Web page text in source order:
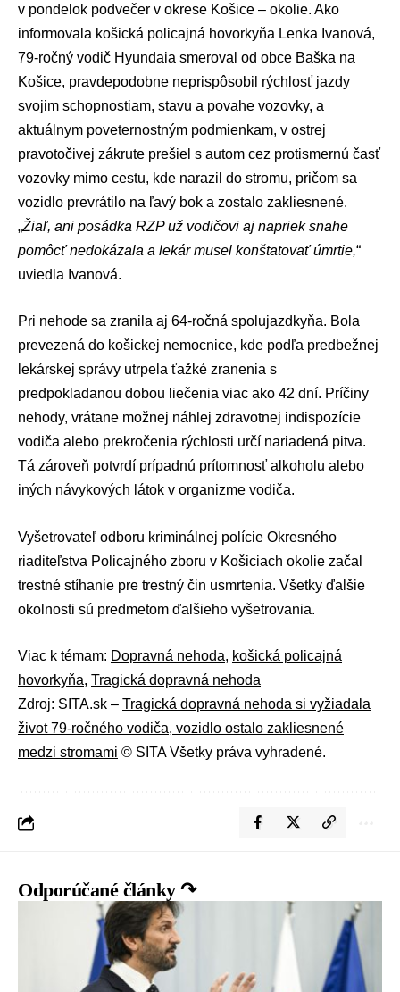
v pondelok podvečer v okrese Košice – okolie. Ako
informovala košická policajná hovorkyňa Lenka Ivanová,
79-ročný vodič Hyundaia smeroval od obce Baška na
Košice, pravdepodobne neprispôsobil rýchlosť jazdy
svojim schopnostiam, stavu a povahe vozovky, a
aktuálnym poveternostným podmienkam, v ostrej
pravotočivej zákrute prešiel s autom cez protismernú časť
vozovky mimo cestu, kde narazil do stromu, pričom sa
vozidlo prevrátilo na ľavý bok a zostalo zakliesnené.
„Žiaľ, ani posádka RZP už vodičovi aj napriek snahe
pomôcť nedokázala a lekár musel konštatovať úmrtie,“
uviedla Ivanová.
Pri nehode sa zranila aj 64-ročná spolujazdkyňa. Bola
prevezená do košickej nemocnice, kde podľa predbežnej
lekárskej správy utrpela ťažké zranenia s
predpokladanou dobou liečenia viac ako 42 dní. Príčiny
nehody, vrátane možnej náhlej zdravotnej indispozície
vodiča alebo prekročenia rýchlosti určí nariadená pitva.
Tá zároveň potvrdí prípadnú prítomnosť alkoholu alebo
iných návykových látok v organizme vodiča.
Vyšetrovateľ odboru kriminálnej polície Okresného
riaditeľstva Policajného zboru v Košiciach okolie začal
trestné stíhanie pre trestný čin usmrtenia. Všetky ďalšie
okolnosti sú predmetom ďalšieho vyšetrovania.
Viac k témam: Dopravná nehoda, košická policajná
hovorkyňa, Tragická dopravná nehoda
Zdroj: SITA.sk – Tragická dopravná nehoda si vyžiadala
život 79-ročného vodiča, vozidlo ostalo zakliesnené
medzi stromami © SITA Všetky práva vyhradené.
Odporúčané články ↷